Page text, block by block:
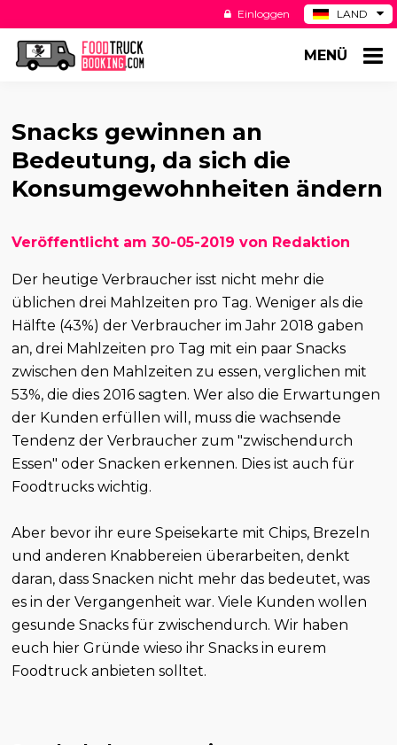
LAND
ES
Einloggen
MENÜ
Snacks gewinnen an
Bedeutung, da sich die
Konsumgewohnheiten ändern
Veröffentlicht am 30-05-2019 von Redaktion
Der heutige Verbraucher isst nicht mehr die
üblichen drei Mahlzeiten pro Tag. Weniger als die
Hälfte (43%) der Verbraucher im Jahr 2018 gaben
an, drei Mahlzeiten pro Tag mit ein paar Snacks
zwischen den Mahlzeiten zu essen, verglichen mit
53%, die dies 2016 sagten. Wer also die Erwartungen
der Kunden erfüllen will, muss die wachsende
Tendenz der Verbraucher zum "zwischendurch
Essen" oder Snacken erkennen. Dies ist auch für
Foodtrucks wichtig.
Aber bevor ihr eure Speisekarte mit Chips, Brezeln
und anderen Knabbereien überarbeiten, denkt
daran, dass Snacken nicht mehr das bedeutet, was
es in der Vergangenheit war. Viele Kunden wollen
gesunde Snacks für zwischendurch. Wir haben
euch hier Gründe wieso ihr Snacks in eurem
Foodtruck anbieten solltet.